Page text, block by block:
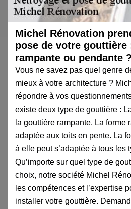
Michel Rénovation
pose de votre gouttière
rampante ou pendante ?
Vous ne savez pas quel genre
mieux à votre architecture ?
répondre à vos
existe deux type de gouttière :
la gouttière rampante. La forme
adaptée aux toits en pente. La
à elle peut s’adaptée à tous les
Qu’importe sur quel type de
choix, notre société Michel
les compétences et l’expertise
installer votre gouttière.